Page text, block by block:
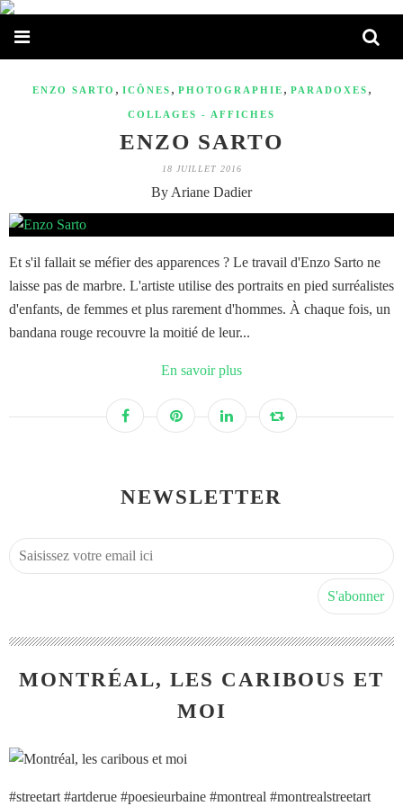
ENZO SARTO , ICÔNES , PHOTOGRAPHIE , PARADOXES ,
COLLAGES - AFFICHES
ENZO SARTO
18 JUILLET 2016
By Ariane Dadier
Et s'il fallait se méfier des apparences ? Le travail d'Enzo Sarto ne
laisse pas de marbre. L'artiste utilise des portraits en pied surréalistes
d'enfants, de femmes et plus rarement d'hommes. À chaque fois, un
bandana rouge recouvre la moitié de leur...
En savoir plus
NEWSLETTER
MONTRÉAL, LES CARIBOUS ET
MOI
#streetart #artderue #poesieurbaine #montreal #montrealstreetart